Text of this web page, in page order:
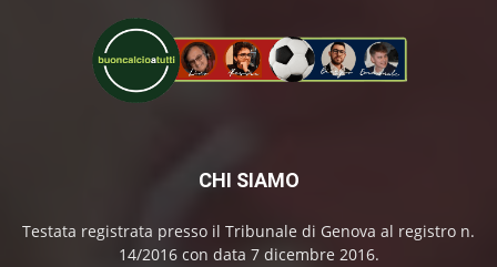
CHI SIAMO
Testata registrata presso il Tribunale di Genova al registro n.
14/2016 con data 7 dicembre 2016.